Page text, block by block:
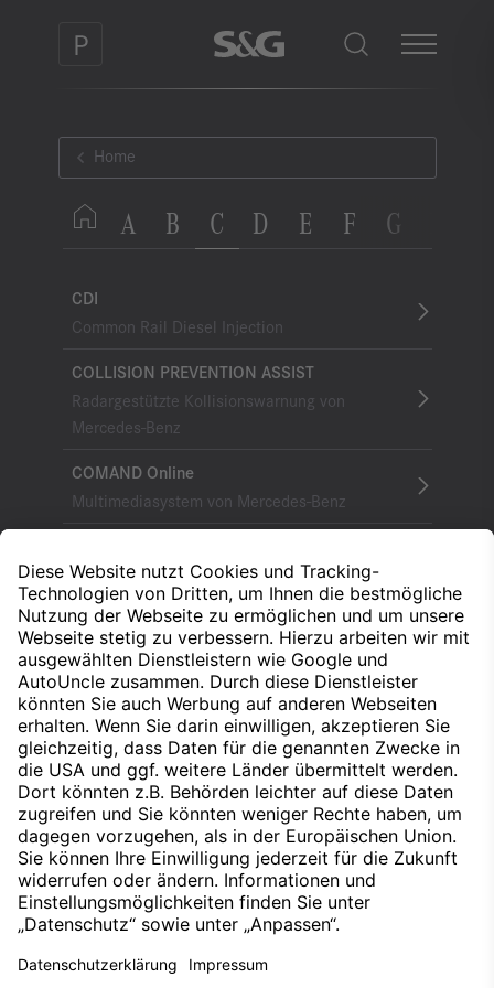
Home
A B C D E F G
CDI
Common Rail Diesel Injection
COLLISION PREVENTION ASSIST
Radargestützte Kollisionswarnung von
Mercedes-Benz
COMAND Online
Multimediasystem von Mercedes-Benz
Common Rail Direct Injection
Cw-Wert
Strömungswiderstandskoeffizient